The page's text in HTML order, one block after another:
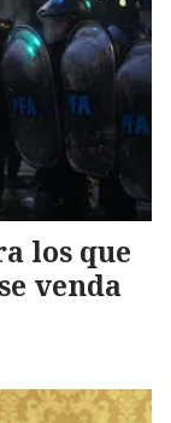
los que
venda